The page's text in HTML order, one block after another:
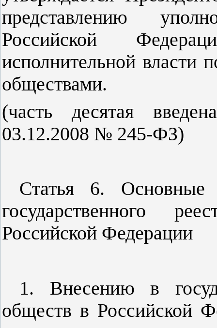
представлению
Российской
исполнительной власти
обществами.
(часть десятая
03.12.2008 № 245-ФЗ)
Статья 6. Основные
государственного
Российской Федерации
1. Внесению в
обществ в Российской